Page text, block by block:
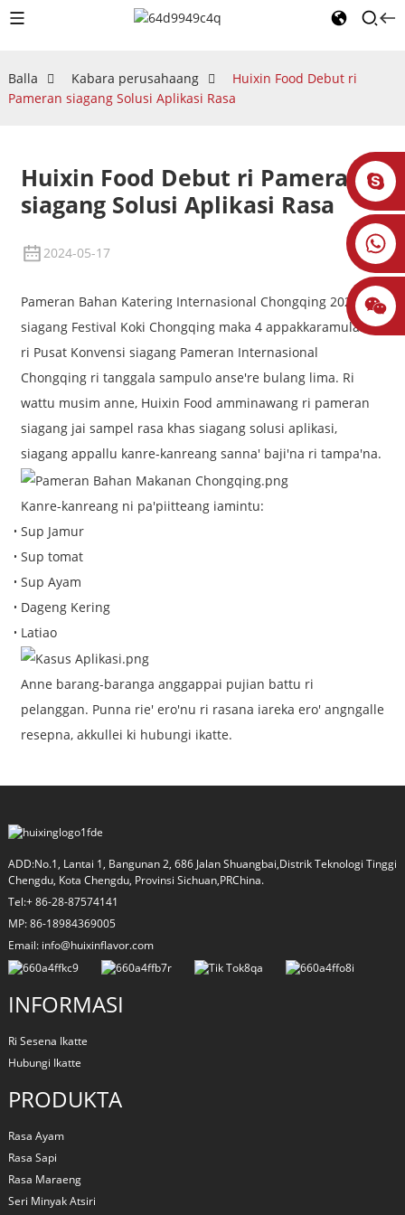
Balla Kabara perusahaang
Huixin Food Debut ri
Pameran siagang Solusi Aplikasi Rasa
Huixin Food Debut ri Pameran
siagang Solusi Aplikasi Rasa
2024-05-17
Pameran Bahan Katering Internasional Chongqing 2024
siagang Festival Koki Chongqing maka 4 appakkaramulami
ri Pusat Konvensi siagang Pameran Internasional
Chongqing ri tanggala sampulo anse're bulang lima. Ri
wattu musim anne, Huixin Food amminawang ri pameran
siagang jai sampel rasa khas siagang solusi aplikasi,
siagang appallu kanre-kanreang sanna' baji'na ri tampa'na.
Kanre-kanreang ni pa'piitteang iamintu:
Sup Jamur
Sup tomat
Sup Ayam
Dageng Kering
Latiao
Anne barang-baranga anggappai pujian battu ri
pelanggan. Punna rie' ero'nu ri rasana iareka ero' angngalle
resepna, akkullei ki hubungi ikatte.
ADD:No.1, Lantai 1, Bangunan 2, 686 Jalan Shuangbai,Distrik Teknologi Tinggi
Chengdu, Kota Chengdu, Provinsi Sichuan,PRChina.
Tel:+ 86-28-87574141
MP: 86-18984369005
Email: info@huixinflavor.com
INFORMASI
Ri Sesena Ikatte
Hubungi Ikatte
PRODUKTA
Rasa Ayam
Rasa Sapi
Rasa Maraeng
Seri Minyak Atsiri